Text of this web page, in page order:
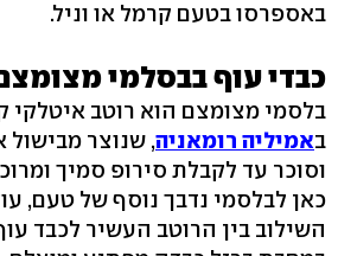
באספרסו בטעם קרמל או וניל.
כבדי עוף בבסלמי
בלסמי מצומצם הוא רוטב איטלקי
באמיליה רומאניה, שנוצר מבישול
וסוכר עד לקבלת סירופ סמיך
כאן לבלסמי נדבך נוסף של טעם,
השילוב בין הרוטב העשיר לכבד